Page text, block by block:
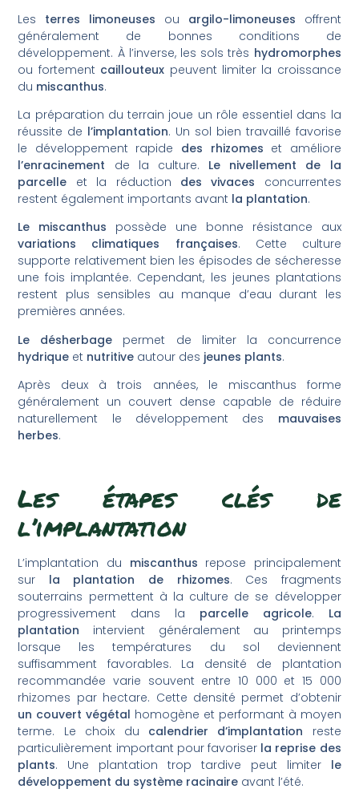
Les terres limoneuses ou argilo-limoneuses offrent
généralement de bonnes conditions de
développement. À l’inverse, les sols très hydromorphes
ou fortement caillouteux peuvent limiter la croissance
du miscanthus.
La préparation du terrain joue un rôle essentiel dans la
réussite de l’implantation. Un sol bien travaillé favorise
le développement rapide des rhizomes et améliore
l’enracinement de la culture. Le nivellement de la
parcelle et la réduction des vivaces concurrentes
restent également importants avant la plantation.
Le miscanthus possède une bonne résistance aux
variations climatiques françaises. Cette culture
supporte relativement bien les épisodes de sécheresse
une fois implantée. Cependant, les jeunes plantations
restent plus sensibles au manque d’eau durant les
premières années.
Le désherbage permet de limiter la concurrence
hydrique et nutritive autour des jeunes plants.
Après deux à trois années, le miscanthus forme
généralement un couvert dense capable de réduire
naturellement le développement des mauvaises
herbes.
Les étapes clés de
l’implantation
L’implantation du miscanthus repose principalement
sur la plantation de rhizomes. Ces fragments
souterrains permettent à la culture de se développer
progressivement dans la parcelle agricole. La
plantation intervient généralement au printemps
lorsque les températures du sol deviennent
suffisamment favorables. La densité de plantation
recommandée varie souvent entre 10 000 et 15 000
rhizomes par hectare. Cette densité permet d’obtenir
un couvert végétal homogène et performant à moyen
terme. Le choix du calendrier d’implantation reste
particulièrement important pour favoriser la reprise des
plants. Une plantation trop tardive peut limiter le
développement du système racinaire avant l’été.